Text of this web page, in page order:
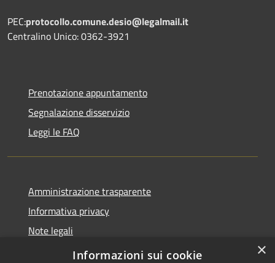
PEC:protocollo.comune.desio@legalmail.it
Centralino Unico: 0362-3921
Prenotazione appuntamento
Segnalazione disservizio
Leggi le FAQ
Amministrazione trasparente
Informativa privacy
Note legali
Dichiarazione di accessibilità
×
Informazioni sui cookie